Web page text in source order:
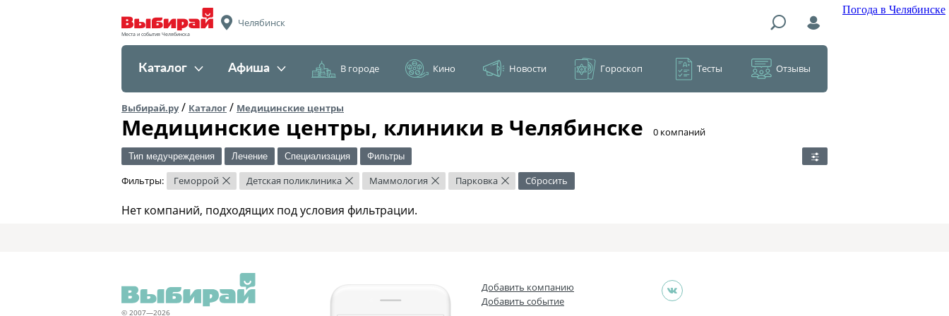
Погода в Челябинске
Места и события Челябинска
Челябинск
Каталог Афиша В городе Кино Новости Гороскоп Тесты Отзывы
Выбирай.ру/ Каталог / Медицинские центры
Медицинские центры, клиники в Челябинске ​0 компаний
Тип медучреждения Лечение Специализация Фильтры
Фильтры: Геморрой × Детская поликлиника × Маммология × Парковка × Сбросить
Нет компаний, подходящих под условия фильтрации.
© 2007—2026
Добавить компанию
Добавить событие